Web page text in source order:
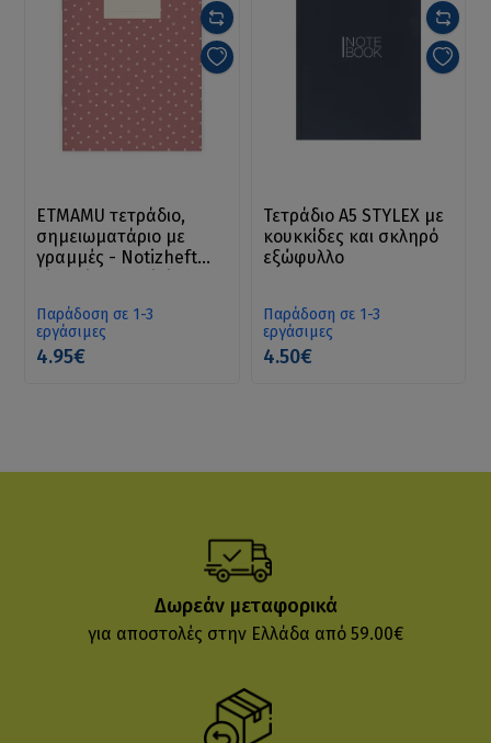
ETMAMU τετράδιο,
σημειωματάριο με
γραμμές - Notizheft
Παράδοση σε 1-3
εργάσιμες
4.95€
Τετράδιο Α5 STYLEX με
κουκκίδες και σκληρό
εξώφυλλο
Παράδοση σε 1-3
εργάσιμες
4.50€
Δωρεάν μεταφορικά
για αποστολές στην Ελλάδα από 59.00€